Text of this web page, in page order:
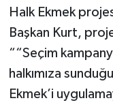
Halk Ekmek
Başkan Kurt,
““Seçim
halkımıza
Ekmek’i